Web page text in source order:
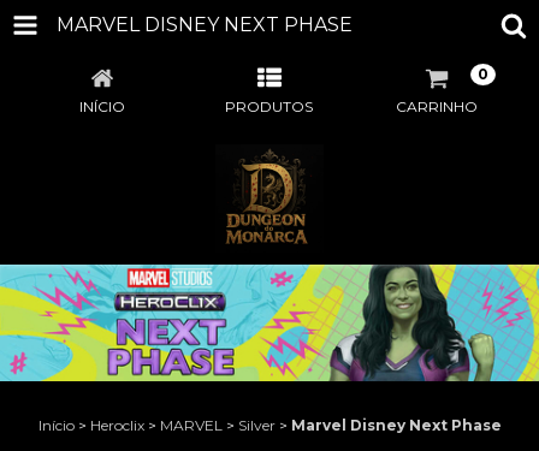
MARVEL DISNEY NEXT PHASE
INÍCIO PRODUTOS CARRINHO
0
Início > Heroclix > MARVEL > Silver > Marvel Disney Next Phase